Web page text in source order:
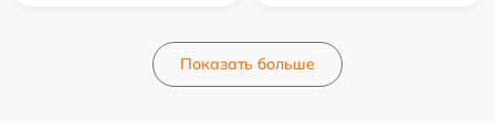
Показать больше